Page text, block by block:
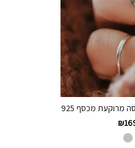
מרוקעת מכסף 925
₪